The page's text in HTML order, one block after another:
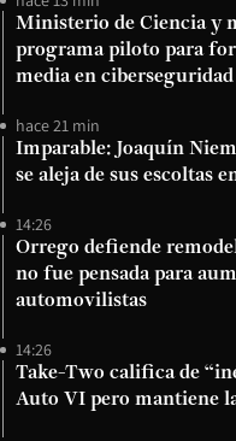
Ministerio de Ciencia y
programa piloto para
media en ciberseguridad
hace 21 min
Imparable: Joaquín
se aleja de sus escoltas
14:26
Orrego defiende
no fue pensada para
automovilistas
14:26
Take-Two califica de
Auto VI pero mantiene